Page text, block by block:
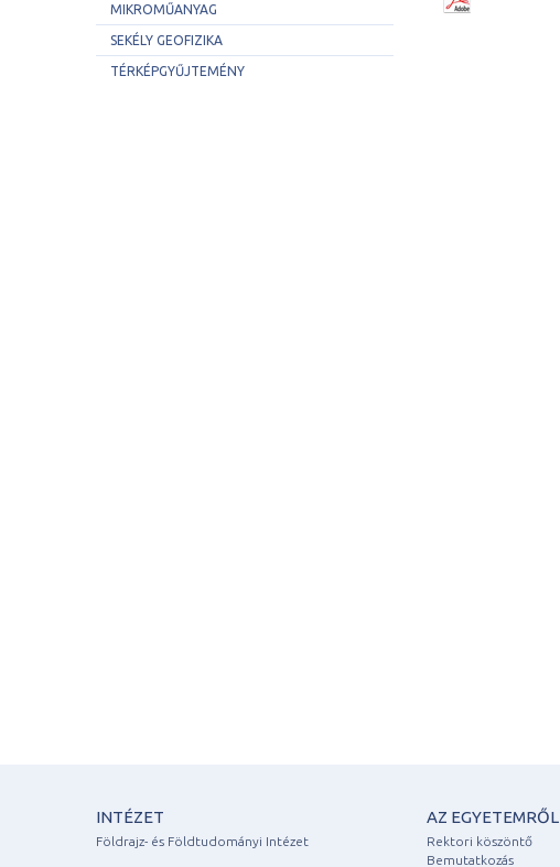
MIKROMŰANYAG
SEKÉLY GEOFIZIKA
TÉRKÉPGYŰJTEMÉNY
INTÉZET
Földrajz- és Földtudományi Intézet
AZ EGYETEMRŐL
Rektori köszöntő
Bemutatkozás